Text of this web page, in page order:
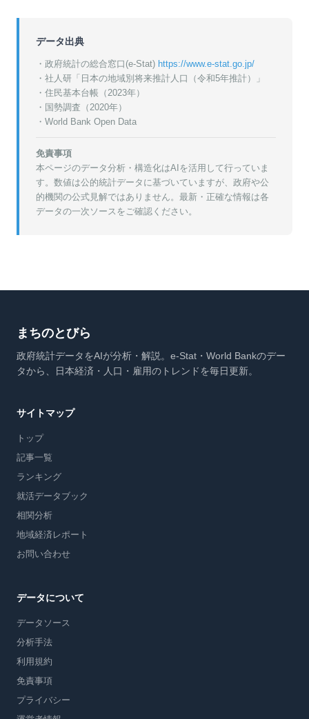
データ出典
・政府統計の総合窓口(e-Stat) https://www.e-stat.go.jp/
・ 社人研「日本の地域別将来推計人口（令和5年推計）」
・ 住民基本台帳（2023年）
・ 国勢調査（2020年）
・World Bank Open Data
免責事項
本ページのデータ分析・構造化はAIを活用して行っていま
す。数値は公的統計データに基づいていますが、政府や公
的機関の公式見解ではありません。最新・正確な情報は各
データの一次ソースをご確認ください。
まちのとびら
政府統計データをAIが分析・解説。e-Stat・World Bankのデー
タから、日本経済・人口・雇用のトレンドを毎日更新。
サイトマップ
トップ
記事一覧
ランキング
就活データブック
相関分析
地域経済レポート
お問い合わせ
データについて
データソース
分析手法
利用規約
免責事項
プライバシー